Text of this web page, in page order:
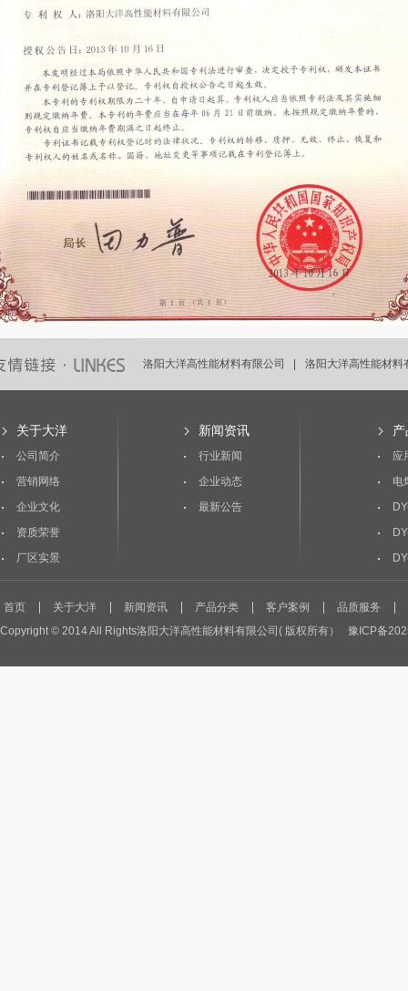
洛阳大洋高性能材料有限公司 | 洛阳大洋高性能材
关于大洋
公司简介
营销网络
企业文化
资质荣誉
厂区实景
新闻资讯
行业新闻
企业动态
最新公告
应
电
首页 关于大洋 新闻资讯 产品分类 客户案例
品质服务
Copyright © 2014 All Rights洛阳大洋高性能材料有限公司( 版权所有）
豫ICP备